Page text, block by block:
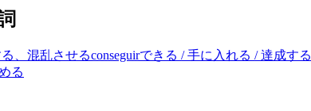
、混乱させるconseguirできる / 手に入れる / 達成する
る